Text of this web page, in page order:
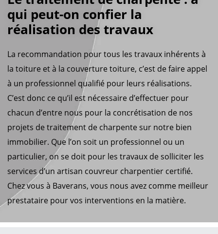
qui peut-on confier la
réalisation des travaux
La recommandation pour tous les travaux inhérents à
la toiture et à la couverture toiture, c’est de faire appel
à un professionnel qualifié pour leurs réalisations.
C’est donc ce qu’il est nécessaire d’effectuer pour
chacun d’entre nous pour la concrétisation de nos
projets de traitement de charpente sur notre bien
immobilier. Que l’on soit un professionnel ou un
particulier, on se doit pour les travaux de solliciter les
services d’un artisan couvreur charpentier certifié.
Chez vous à Baverans, vous nous avez comme meilleur
prestataire pour vos interventions en la matière.